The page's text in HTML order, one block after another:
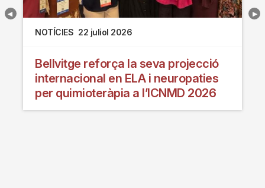
NOTÍCIES 22 juliol 2026
Bellvitge reforça la seva projecció
internacional en ELA i neuropaties
per quimioteràpia a l’ICNMD 2026